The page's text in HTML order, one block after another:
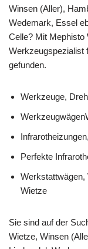
Winsen (Aller),
Wedemark, Essel
Celle? Mit Mephisto
Werkzeugspezialist
gefunden.
Werkzeuge,
Perfekte
Werkstattwägen,
Wietze
Sie sind auf der
Wietze, Winsen